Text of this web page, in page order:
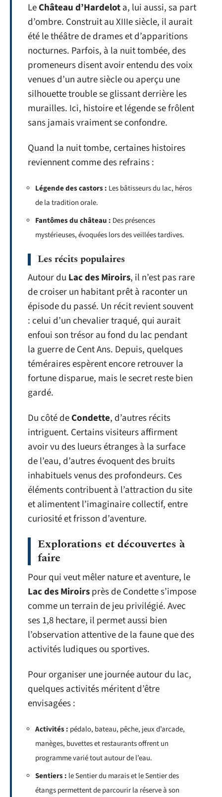
LeChâteau d’Hardelota, lui aussi, sa part
d’ombre. Construit au XIIIe siècle, il aurait
été le théâtre de drames et d’apparitions
nocturnes. Parfois, à la nuit tombée, des
promeneurs disent avoir entendu des voix
venues d’un autre siècle ou aperçu une
silhouette trouble se glissant derrière les
murailles. Ici, histoire et légende se frôlent
sans jamais vraiment se confondre.
Quand la nuit tombe, certaines histoires
reviennent comme des refrains :
Légende des castors : Les bâtisseurs du lac, héros
de la tradition orale.
Fantômes du château : Des présences
mystérieuses, évoquées lors des veillées tardives.
Les récits populaires
Autour du Lac des Miroirs, il n’est pas rare
de croiser un habitant prêt à raconter un
épisode du passé. Un récit revient souvent
: celui d’un chevalier traqué, qui aurait
enfoui son trésor au fond du lac pendant
la guerre de Cent Ans. Depuis, quelques
téméraires espèrent encore retrouver la
fortune disparue, mais le secret reste bien
gardé.
Du côté deCondette, d’autres récits
intriguent. Certains visiteurs affirment
avoir vu des lueurs étranges à la surface
de l’eau, d’autres évoquent des bruits
inhabituels venus des profondeurs. Ces
éléments contribuent à l’attraction du site
et alimentent l’imaginaire collectif, entre
curiosité et frisson d’aventure.
Explorations et découvertes à
faire
Pour qui veut mêler nature et aventure, le
Lac des Miroirsprès de Condette s’impose
comme un terrain de jeu privilégié. Avec
ses 1,8 hectare, il permet aussi bien
l’observation attentive de la faune que des
activités ludiques ou sportives.
Pour organiser une journée autour du lac,
quelques activités méritent d’être
envisagées :
Activités : pédalo, bateau, pêche, jeux d’arcade,
manèges, buvettes et restaurants offrent un
programme varié tout autour de l’eau.
Sentiers : le Sentier du marais et le Sentier des
étangs permettent de parcourir la réserve à son